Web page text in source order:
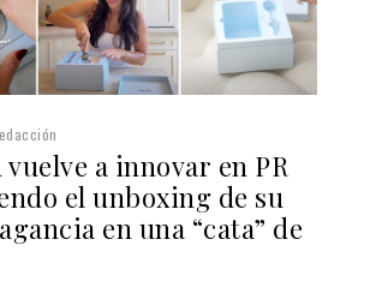
a innovar en PR
el unboxing de su
en una “cata” de